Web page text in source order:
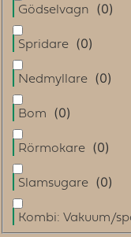
Gödselvagn (0)
Spridare (0)
Nedmyllare (0)
Bom (0)
Rörmokare (0)
Slamsugare (0)
Kombi: Vakuum/